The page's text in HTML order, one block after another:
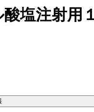
塩注射用